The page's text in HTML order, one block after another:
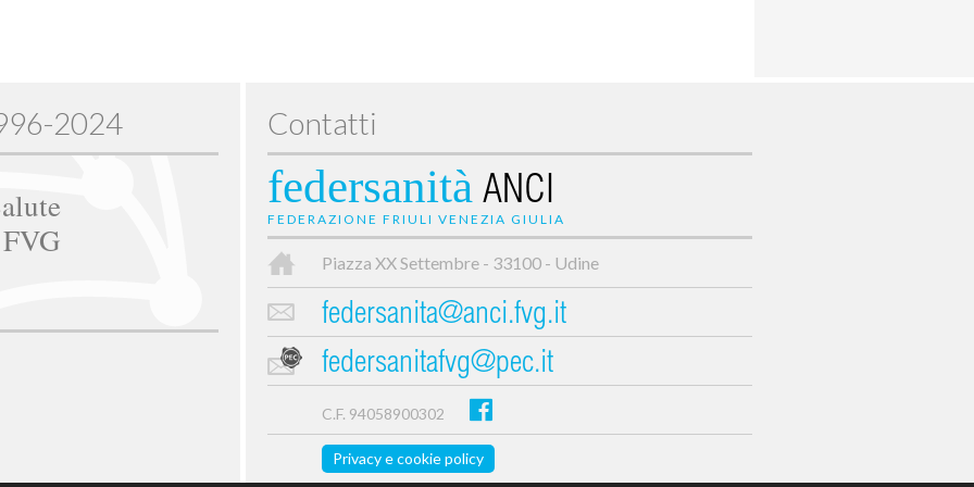
2024 Contatti
federsanità ANCI
FEDERAZIONE FRIULI VENEZIA GIULIA
Piazza XX Settembre - 33100 - Udine
federsanita@anci.fvg.it
federsanitafvg@pec.it
C.F. 94058900302
Privacy e cookie policy